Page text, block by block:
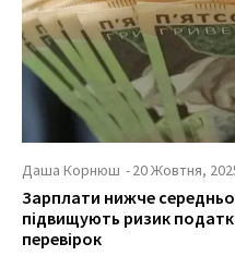
Даша Корнюш -20 Жовтня,
Зарплати нижче
підвищують ризик
перевірок